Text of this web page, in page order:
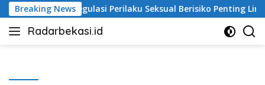
Langsung
ke
konten
Breaking News
Nilai Regulasi Perilaku Seksual Berisiko Penting Lindungi
Radarbekasi.id
Berita